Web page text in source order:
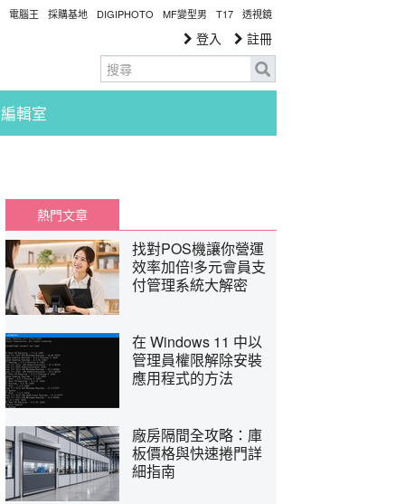
電腦王 採購基地 DIGIPHOTO MF變型男 T17 透視鏡
登入 註冊
編輯室
熱門文章
找對POS機讓你營運
效率加倍!多元會員支
付管理系統大解密
在 Windows 11 中以
管理員權限解除安裝
應用程式的方法
廠房隔間全攻略：庫
板價格與快速捲門詳
細指南